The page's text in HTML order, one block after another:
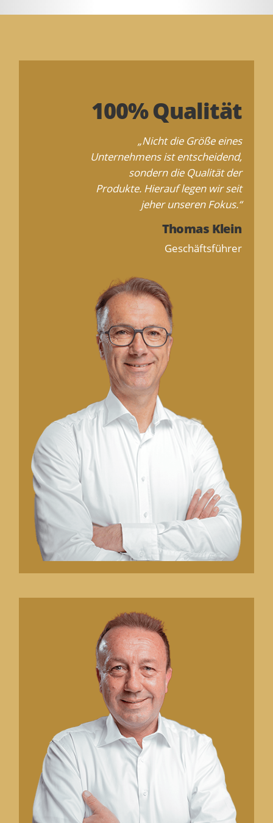
100% Qualität
„Nicht die Größe eines
Unternehmens ist entscheidend,
sondern die Qualität der
Produkte. Hierauf legen wir seit
jeher unseren Fokus.“
Thomas Klein
Geschäftsführer